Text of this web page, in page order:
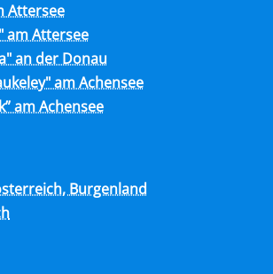
Attersee
am Attersee
an der Donau
am Achensee
am Achensee
Burgenland